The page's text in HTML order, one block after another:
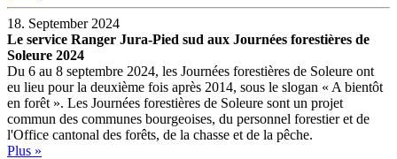
18. September 2024
Le service Ranger Jura-Pied sud aux Journées forestières de
Soleure 2024
Du 6 au 8 septembre 2024, les Journées forestières de Soleure ont
eu lieu pour la deuxième fois après 2014, sous le slogan « A bientôt
en forêt ». Les Journées forestières de Soleure sont un projet
commun des communes bourgeoises, du personnel forestier et de
l'Office cantonal des forêts, de la chasse et de la pêche.
Plus »